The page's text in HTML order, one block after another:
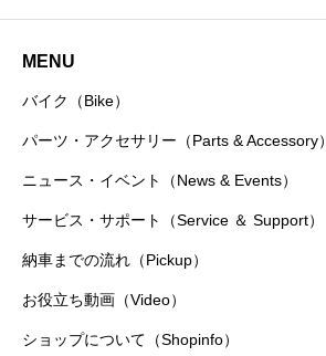
MENU
バイク（Bike）
パーツ・アクセサリー（Parts & Accessory）
ニュース・イベント（News & Events）
サービス・サポート（Service ＆ Support）
納車までの流れ（Pickup）
お役立ち動画（Video）
ショップについて（Shopinfo）